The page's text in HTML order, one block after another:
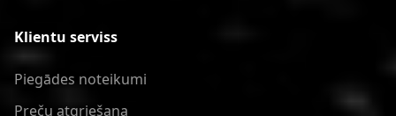
Klientu serviss
Piegādes noteikumi
Preču atgriešana